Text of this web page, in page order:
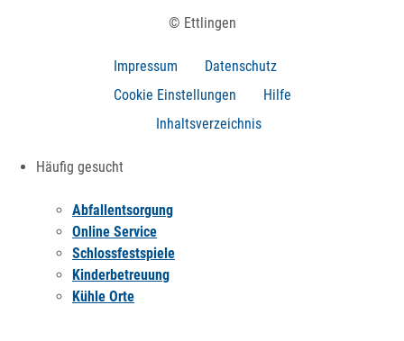
© Ettlingen
Impressum
Datenschutz
Cookie Einstellungen
Hilfe
Inhaltsverzeichnis
Häufig gesucht
Abfallentsorgung
Online Service
Schlossfestspiele
Kinderbetreuung
Kühle Orte